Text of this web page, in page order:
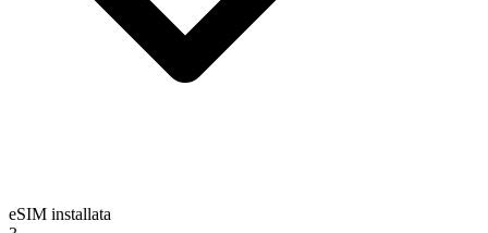
eSIM installata